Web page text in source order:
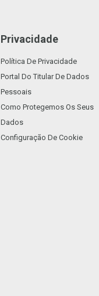
Privacidade
Política De Privacidade
Portal Do Titular De Dados
Pessoais
Como Protegemos Os Seus
Dados
Configuração De Cookie